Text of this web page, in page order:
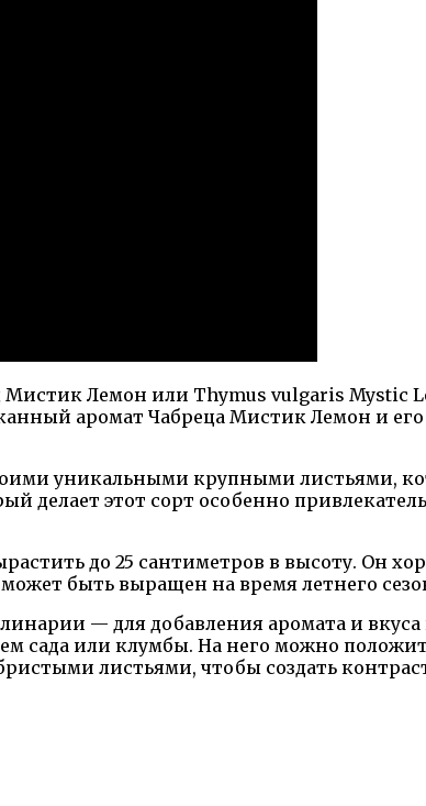
Лемон или Thymus vulgaris Mystic
аромат Чабреца Мистик Лемон и
уникальными крупными листьями,
делает этот сорт особенно
до 25 сантиметров в высоту. Он
быть выращен на время летнего
— для добавления аромата и
сада или клумбы. На него можно
листьями, чтобы создать